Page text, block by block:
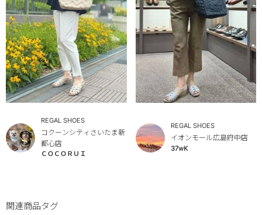
REGAL SHOES
コクーンシティさいたま新
都心店
ＣＯＣＯＲＵＩ
REGAL SHOES
イオンモール広島府中店
37wK
関連商品タグ